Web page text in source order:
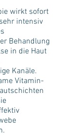
wirkt sofort
intensiv
Behandlung
in die Haut
Kanäle.
Vitamin-